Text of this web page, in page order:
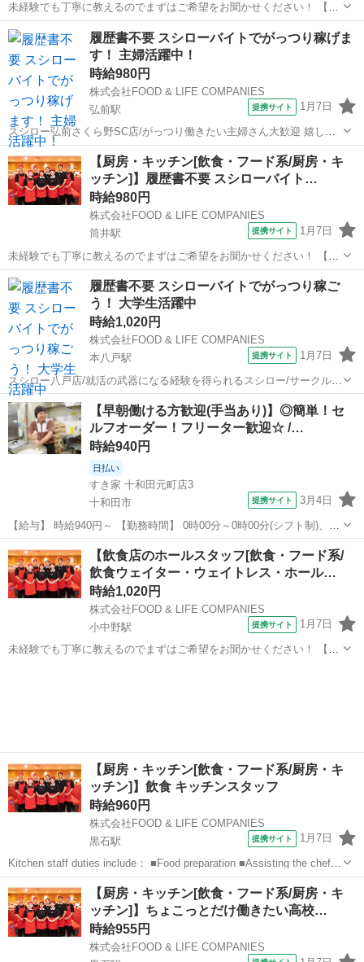
未経験でも丁寧に教えるのでまずはご希望をお聞かせください！ 【ホ
ール】 お客さまのお席へのご案内、お会計、片付けがメインのお仕事
です。 未経験の方でもすぐに覚えられますよ☆ 【働いているスタッフ
の口コミ】 ■社割でおす...
青森 弘前市 撫牛子駅
履歴書不要 スシローバイトでがっつり稼げま
す！ 主婦活躍中！
時給980円
株式会社FOOD & LIFE COMPANIES
弘前駅
提携サイト 1月7日
スシロー弘前さくら野SC店/がっつり働きたい主婦さん大歓迎 嬉しい
食事補助（30％OFF）/給与前払い制度あり 仕事内容は手順が明確で簡
単なので、未経験の方でも安心して対応できる内容です♪ 1日3時間か
らOK！ ご自身の生...
青森 弘前駅 レストラン
【厨房・キッチン[飲食・フード系/厨房・キ
ッチン]】履歴書不要 スシローバイト…
時給980円
株式会社FOOD & LIFE COMPANIES
筒井駅
提携サイト 1月7日
未経験でも丁寧に教えるのでまずはご希望をお聞かせください！ 【キ
ッチン】 調理、調理補助、食器洗浄、厨房の掃除などをお任せ。 例え
ば握りポジションなら、しゃりにネタをのせるだけでOKです ※一部
ホールに出る業務がございます...
青森 青森市 筒井駅
履歴書不要 スシローバイトでがっつり稼ご
う！ 大学生活躍中
時給1,020円
株式会社FOOD & LIFE COMPANIES
本八戸駅
提携サイト 1月7日
スシロー八戸店/就活の武器になる経験を得られるスシロー/サークル、
授業と両立応援！/ホールスタッフ/給与前払い制度あり ●仕事内容がシ
ンプル♪ →調理業務は、しゃりにネタを乗せるだけ。 接客業務は、基
本的にお客さまがテーブル...
青森 本八戸駅 レストラン
【早朝働ける方歓迎(手当あり)】◎簡単！セ
ルフオーダー！フリーター歓迎☆ /…
時給940円
日払い
すき家 十和田元町店3
十和田市
提携サイト 3月4日
【給与】 時給940円～ 【勤務時間】 0時00分～0時00分(シフト制)、1
日2時間 週2日 から応相談 【お仕事内容】 【仕事内容】 ◆すき家スタ
ッフ募集◆ 【お仕事内容】 ◎接客 ◎調理 ◎販売 ◎金銭管理 ◎清...
青森 十和田市 レストラン
【飲食店のホールスタッフ[飲食・フード系/
飲食ウェイター・ウェイトレス・ホール…
時給1,020円
株式会社FOOD & LIFE COMPANIES
小中野駅
提携サイト 1月7日
未経験でも丁寧に教えるのでまずはご希望をお聞かせください！ 【ホ
【厨房・キッチン[飲食・フード系/厨房・キ
ッチン]】飲食 キッチンスタッフ
時給960円
株式会社FOOD & LIFE COMPANIES
黒石駅
提携サイト 1月7日
Kitchen staff duties include： ■Food preparation ■Assisting the chefs
■Dishwashing/other kitchen cleaning duties ...
青森 黒石市 黒石駅 レストラン
【厨房・キッチン[飲食・フード系/厨房・キ
ッチン]】ちょこっとだけ働きたい高校…
時給955円
株式会社FOOD & LIFE COMPANIES